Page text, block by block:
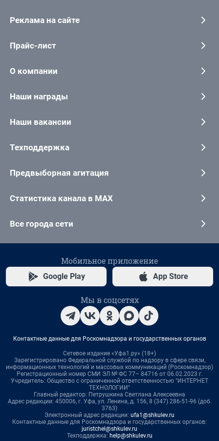
Реклама на сайте
Прайс-лист
О компании
Наши награды
Наши вакансии
Техподдержка
Предвыборная агитация
Статистика канала в MAX
Все города сети
Мобильное приложение
Google Play App Store
Мы в соцсетях
Контактные данные для Роскомнадзора и государственных органов
Сетевое издание «Уфа1.ру» (18+)
Зарегистрировано Федеральной службой по надзору в сфере связи,
информационных технологий и массовых коммуникаций (Роскомнадзор)
Регистрационный номер СМИ ЭЛ № ФС 77– 84716 от 06.02.2023 г.
Учредитель: Общество с ограниченной ответственностью "ИНТЕРНЕТ
ТЕХНОЛОГИИ"
Главный редактор: Петрушкина Светлана Алексеевна
Адрес редакции: 450006, г. Уфа, ул. Ленина, д. 156, 8 (347) 286-51-96 (доб.
3763)
Электронный адрес редакции: ufa1@shkulev.ru
Контактные данные для Роскомнадзора и государственных органов:
juristchel@shkulev.ru
Техподдержка: help@shkulev.ru